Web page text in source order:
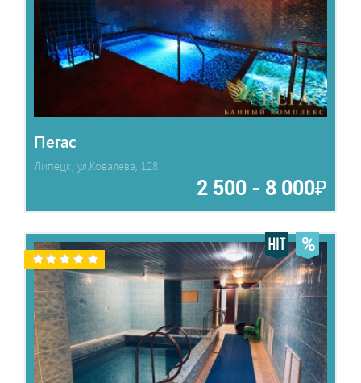
Пегас
Липецк, ул.Ковалева, 128
2 500 - 8 000₽